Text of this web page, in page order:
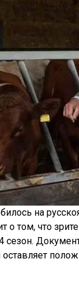
на
о том, что
сезон.